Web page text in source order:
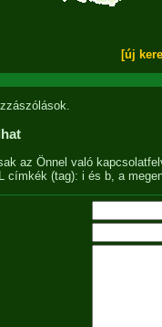
[új
az Önnel való
címkék (tag): i és b, a